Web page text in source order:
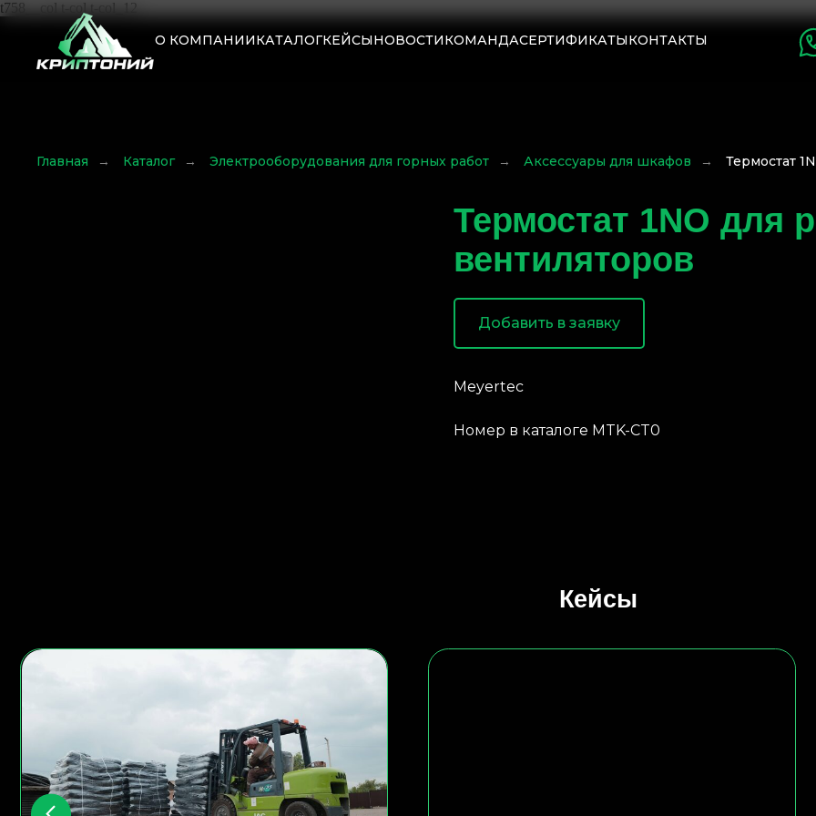
О КОМПАНИИКАТАЛОГКЕЙСЫНОВОСТИКОМАНДАСЕРТИФИКАТЫКОНТАКТЫ
t758__col t-col t-col_12
Главная → Каталог → Электрооборудования для горных работ → Аксессуары для шкафов → Термостат
Термостат 1NO для
вентиляторов
Добавить в заявку
Meyertec
Номер в каталоге MTK-CT0
Активированный уголь для
золотодобывающих компаний